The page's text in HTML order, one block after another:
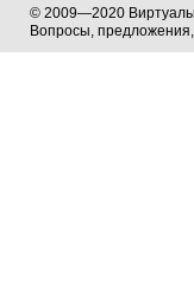
© 2009—2020
Вопросы,